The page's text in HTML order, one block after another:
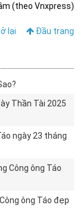
(theo Vnxpress)
lại Đầu trang
Thần Tài 2025
ngày 23 tháng
Công ông Táo
ông Táo đẹp